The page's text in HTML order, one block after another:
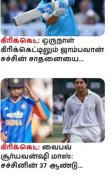
கிரிக்கெட்: ஒருநாள்
கிரிக்கெட்டிலும் ஜாம்பவான்
சச்சின் சாதனையை
லார்ட்ஸி...
கிரிக்கெட்: வைபவ்
சூர்யவன்ஷி மாஸ்:
சச்சினின் 37 ஆண்டு